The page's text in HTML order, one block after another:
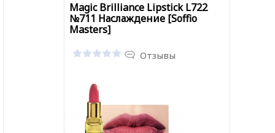
Magic Brilliance Lipstick L722
№711 Наслаждение [Soffio
Masters]
Отзывы